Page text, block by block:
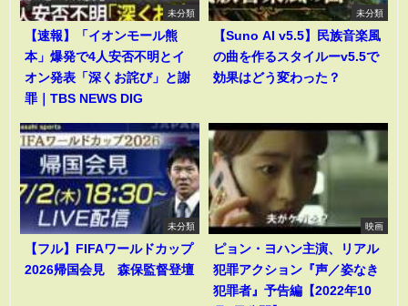
未分類
【速報】「イオンモール熊
本」爆発で4人安否不明とイ
オン発表「深くお詫び」と謝
罪｜TBS NEWS DIG
未分類
【Suno AI v5.5】民族音楽風
の曲を作るスタイルーv5.5で
効果はどう変わった？
未分類
【フル】FIFAワールドカップ
2026帰国会見 森保監督登壇
映画
ピョン・ヨハン主演、リアル
犯罪アクション『声／姿なき
犯罪者』予告編【2022年10